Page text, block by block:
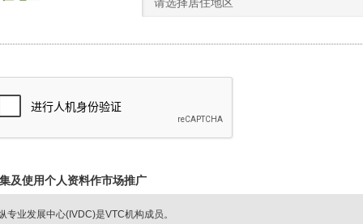
及使用个人资料作市场推广
专业发展中心(IVDC)是VTC机构成员。